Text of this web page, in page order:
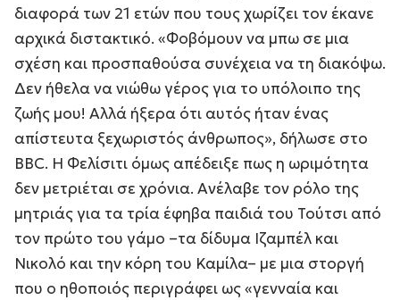
διαφορά των 21 ετών που τους χωρίζει τον έκανε
αρχικά διστακτικό. «Φοβόμουν να μπω σε μια
σχέση και προσπαθούσα συνέχεια να τη διακόψω.
Δεν ήθελα να νιώθω γέρος για το υπόλοιπο της
ζωής μου! Αλλά ήξερα ότι αυτός ήταν ένας
απίστευτα ξεχωριστός άνθρωπος», δήλωσε στο
BBC. Η Φελίσιτι όμως απέδειξε πως η ωριμότητα
δεν μετριέται σε χρόνια. Ανέλαβε τον ρόλο της
μητριάς για τα τρία έφηβα παιδιά του Τούτσι από
τον πρώτο του γάμο –τα δίδυμα Ιζαμπέλ και
Νικολό και την κόρη του Καμίλα– με μια στοργή
που ο ηθοποιός περιγράφει ως «γενναία και